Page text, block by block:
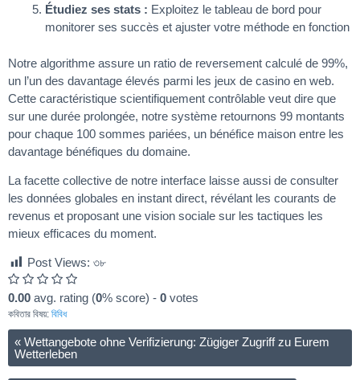
Étudiez ses stats : Exploitez le tableau de bord pour
monitorer ses succès et ajuster votre méthode en fonction
Notre algorithme assure un ratio de reversement calculé de 99%,
un l’un des davantage élevés parmi les jeux de casino en web.
Cette caractéristique scientifiquement contrôlable veut dire que
sur une durée prolongée, notre système retournons 99 montants
pour chaque 100 sommes pariées, un bénéfice maison entre les
davantage bénéfiques du domaine.
La facette collective de notre interface laisse aussi de consulter
les données globales en instant direct, révélant les courants de
revenus et proposant une vision sociale sur les tactiques les
mieux efficaces du moment.
Post Views: ৩৮
0.00 avg. rating (0% score) - 0 votes
কবিতার বিষয়: বিবিধ
« Wettangebote ohne Verifizierung: Zügiger Zugriff zu Eurem
Wetterleben